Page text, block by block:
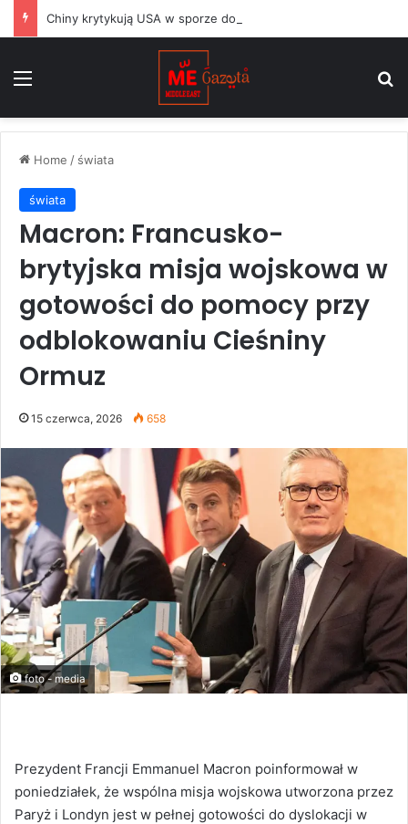
Home / świata
świata
Macron: Francusko-
brytyjska misja wojskowa w
gotowości do pomocy przy
odblokowaniu Cieśniny
Ormuz
15 czerwca, 2026 658
foto - media
Prezydent Francji Emmanuel Macron poinformował w
poniedziałek, że wspólna misja wojskowa utworzona przez
Paryż i Londyn jest w pełnej gotowości do dyslokacji w